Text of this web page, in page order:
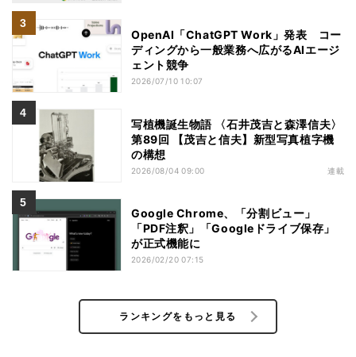
OpenAI「ChatGPT Work」発表 コー
ディングから一般業務へ広がるAIエージ
ェント競争
2026/07/10 10:07
写植機誕生物語 〈石井茂吉と森澤信夫〉
第89回 【茂吉と信夫】新型写真植字機
の構想
2026/08/04 09:00 連載
Google Chrome、「分割ビュー」
「PDF注釈」「Googleドライブ保存」
が正式機能に
2026/02/20 07:15
ランキングをもっと見る